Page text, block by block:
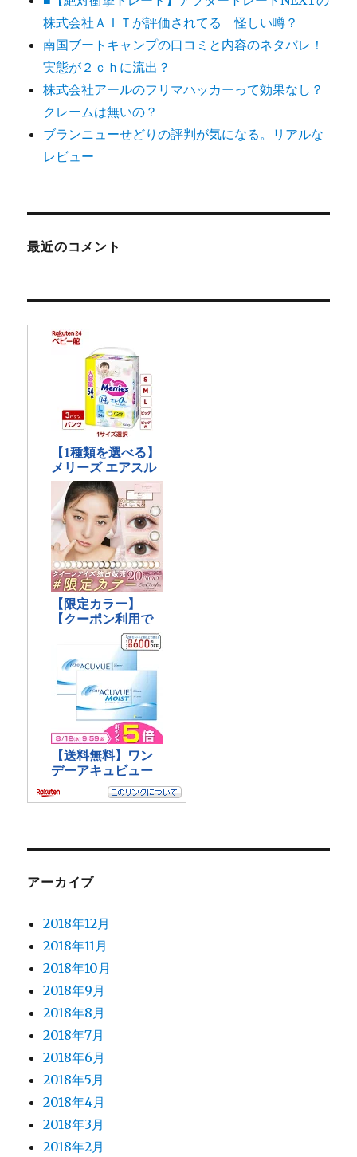
株式会社ＡＩＴが評価されてる 怪しい噂？
南国ブートキャンプの口コミと内容のネタバレ！
実態が２ｃｈに流出？
株式会社アールのフリマハッカーって効果なし？
クレームは無いの？
ブランニューせどりの評判が気になる。リアルな
レビュー
最近のコメント
アーカイブ
2018年12月
2018年11月
2018年10月
2018年9月
2018年8月
2018年7月
2018年6月
2018年5月
2018年4月
2018年3月
2018年2月